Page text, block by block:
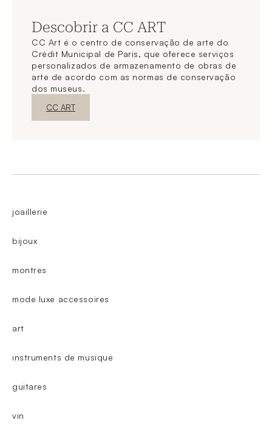
Descobrir a CC ART
CC Art é o centro de conservação de arte do
Crédit Municipal de Paris, que oferece serviços
personalizados de armazenamento de obras de
arte de acordo com as normas de conservação
dos museus.
Nova janelaDescubra o
CC ART
joaillerie
bijoux
montres
mode luxe accessoires
art
instruments de musique
guitares
vin